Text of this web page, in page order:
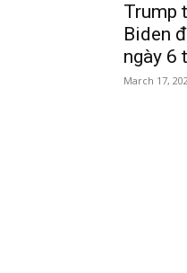
Trump
Biden
ngày 6
March 17,